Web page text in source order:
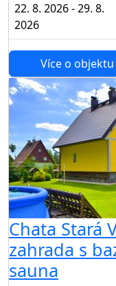
22. 8. 2026 - 29. 8.
2026
Více o objektu
Chata Stará
zahrada s
sauna